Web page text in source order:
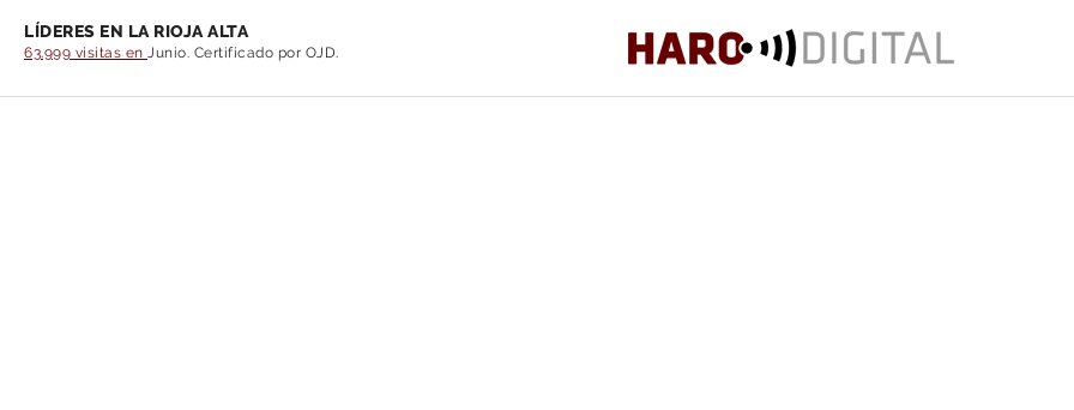
LÍDERES EN LA RIOJA ALTA
63.999 visitas en Junio. Certificado por OJD.